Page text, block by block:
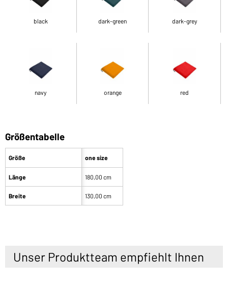
black dark-green dark-grey
navy orange red
Größentabelle
Größe
Länge
Breite
one size
180,00 cm
130,00 cm
Unser Produktteam empfiehlt Ihnen